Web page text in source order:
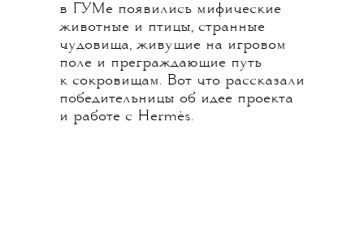
в ГУМе появились мифические
животные и птицы, странные
чудовища, живущие на игровом
поле и преграждающие путь
к сокровищам. Вот что рассказали
победительницы об идее проекта
и работе с Hermès.